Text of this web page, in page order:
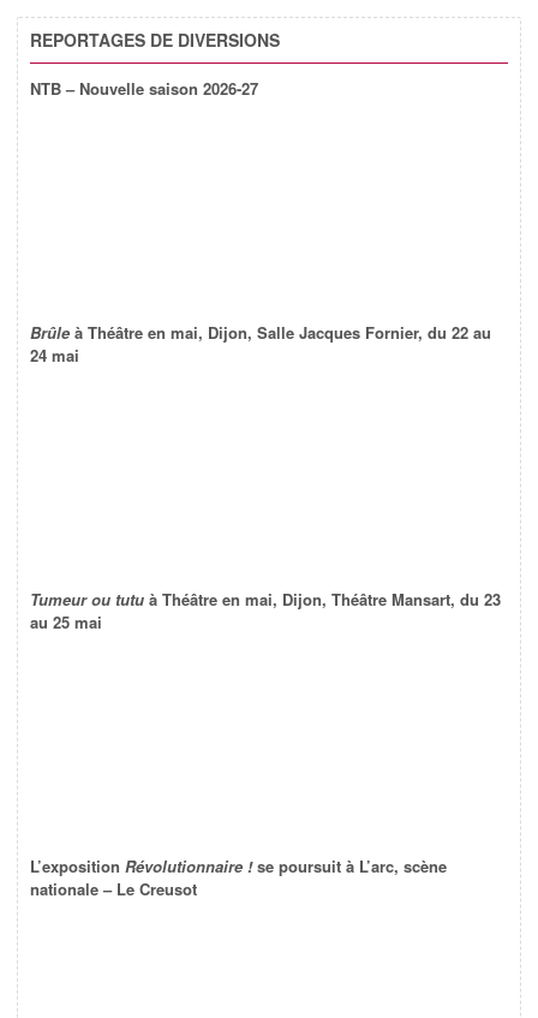
REPORTAGES DE DIVERSIONS
NTB – Nouvelle saison 2026-27
Brûle à Théâtre en mai, Dijon, Salle Jacques Fornier, du 22 au
24 mai
Tumeur ou tutu à Théâtre en mai, Dijon, Théâtre Mansart, du 23
au 25 mai
L’exposition Révolutionnaire !se poursuit à L’arc, scène
nationale – Le Creusot